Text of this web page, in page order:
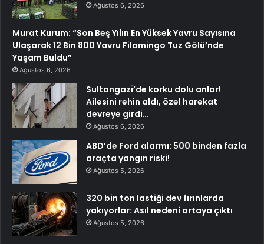
Ağustos 6, 2026
Murat Kurum: “Son Beş Yılın En Yüksek Yavru Sayısına
Ulaşarak 12 Bin 800 Yavru Filamingo Tuz Gölü’nde
Yaşam Buldu”
Ağustos 6, 2026
Sultangazi’de korku dolu anlar!
Ailesini rehin aldı, özel harekat
devreye girdi…
Ağustos 6, 2026
ABD’de Ford alarmı: 500 binden fazla
araçta yangın riski!
Ağustos 5, 2026
320 bin ton lastiği dev fırınlarda
yakıyorlar: Asıl nedeni ortaya çıktı
Ağustos 5, 2026